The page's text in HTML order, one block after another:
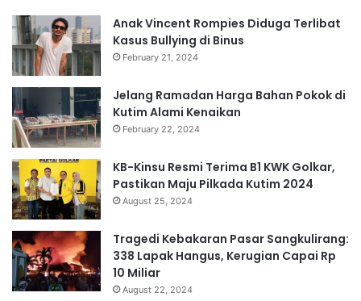
Anak Vincent Rompies Diduga Terlibat
Kasus Bullying di Binus
February 21, 2024
Jelang Ramadan Harga Bahan Pokok di
Kutim Alami Kenaikan
February 22, 2024
KB-Kinsu Resmi Terima B1 KWK Golkar,
Pastikan Maju Pilkada Kutim 2024
August 25, 2024
Tragedi Kebakaran Pasar Sangkulirang:
338 Lapak Hangus, Kerugian Capai Rp
10 Miliar
August 22, 2024